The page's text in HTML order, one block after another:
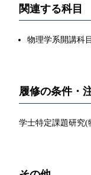
関連する科目
物理学系開講科
履修の条件・
学士特定課題研究(